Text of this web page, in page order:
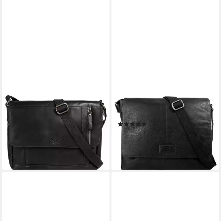
SANSIBAR
Messenger Bag, echt Leder
199,95 €
lieferbar - in 1-2 Werktagen bei dir
BODENSCHATZ
Messenger Bag, echt Leder
(1)
179,95 €
lieferbar - in 6-8 Werktagen bei dir